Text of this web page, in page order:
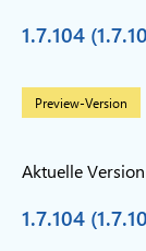
1.7.104
Preview-Version
Aktuelle Version
1.7.104